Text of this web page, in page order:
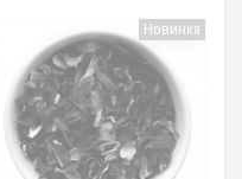
Новинка